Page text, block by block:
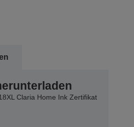
Claria Home Ink Zertifikat